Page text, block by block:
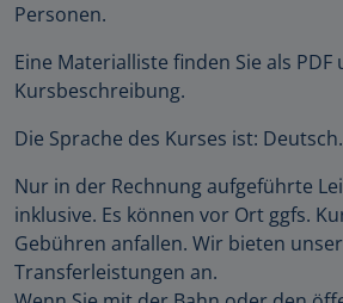
Personen.
Eine Materialliste finden Sie als
Kursbeschreibung.
Die Sprache des Kurses ist: Deutsch.
Nur in der Rechnung aufgeführte
inklusive. Es können vor Ort ggfs.
Gebühren anfallen. Wir bieten
Transferleistungen an.